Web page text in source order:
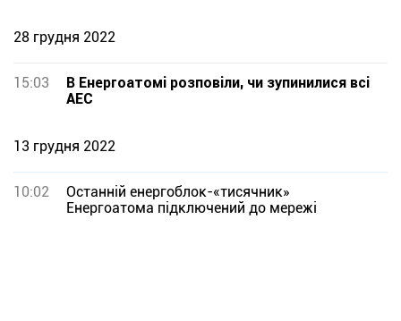
28 грудня 2022
15:03
В Енергоатомі розповіли, чи зупинилися всі
АЕС
13 грудня 2022
10:02
Останній енергоблок-«тисячник»
Енергоатома підключений до мережі